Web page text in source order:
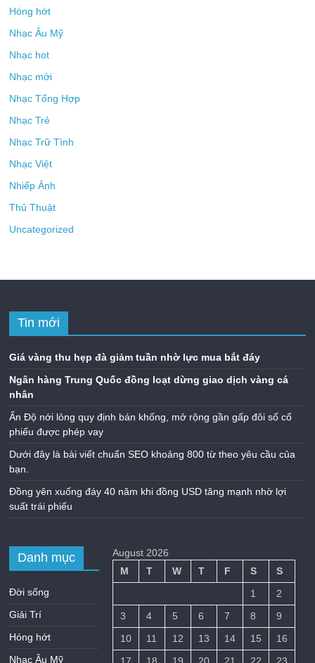
Hóng hớt
Nhạc Âu Mỹ
Nhạc hot
Nhạc mới
Nhạc Tổng Hợp
Nhạc Trẻ
Nhạc Trữ Tình
Nhạc Việt
Nhiếp Ảnh
Thủ Thuật
Uncategorized
Tin mới
Giá vàng thu hẹp đà giảm tuần nhờ lực mua bắt đáy
Ngân hàng Trung Quốc đồng loạt dừng giao dịch vàng cá
nhân
Ấn Độ nới lỏng quy định bán khống, mở rộng gần gấp đôi số cổ
phiếu được phép vay
Dưới đây là bài viết chuẩn SEO khoảng 800 từ theo yêu cầu của
bạn.
Đồng yên xuống đáy 40 năm khi đồng USD tăng mạnh nhờ lợi
suất trái phiếu
Danh mục
Đời sống
Giải Trí
Hóng hớt
Nhạc Âu Mỹ
August 2026
M
T W T F S
S
1
2
3
4 5 6 7 8
9
10
11 12 13 14 15
16